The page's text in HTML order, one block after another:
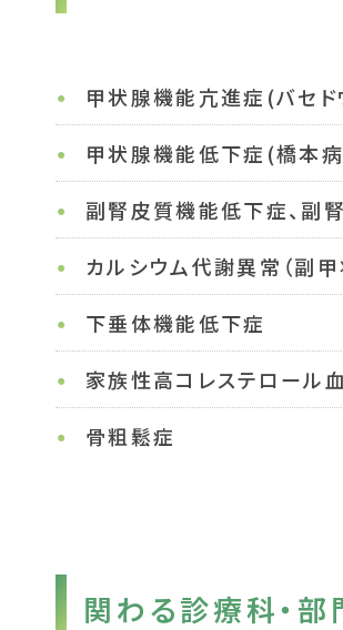
甲状腺機能亢進症(バセド
甲状腺機能低下症(橋本
副腎皮質機能低下症、副
カルシウム代謝異常（副
下垂体機能低下症
家族性高コレステロール
骨粗鬆症
関わる診療科・部